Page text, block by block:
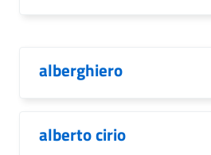
alberghiero
alberto cirio